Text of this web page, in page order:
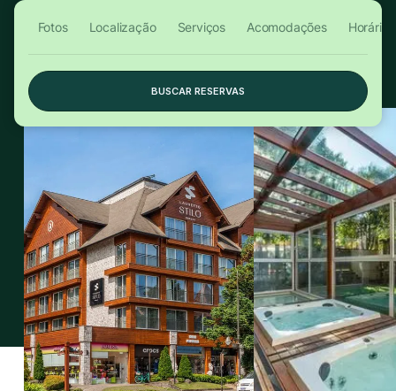
Fotos Localização Serviços Acomodações Horários
BUSCAR RESERVAS
PT